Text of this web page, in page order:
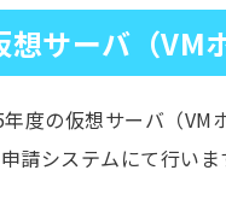
想サーバ（VM
度の仮想サーバ（VM
請システムにて行い